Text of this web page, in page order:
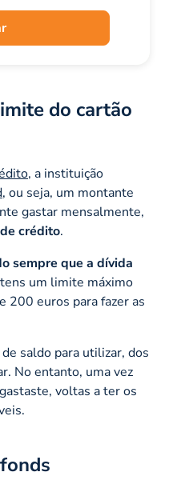
do cartão
, a instituição
, ou seja, um montante
gastar mensalmente,
crédito.
sempre que a dívida
um limite máximo
200 euros para fazer as
saldo para utilizar, dos
No entanto, uma vez
voltas a ter os